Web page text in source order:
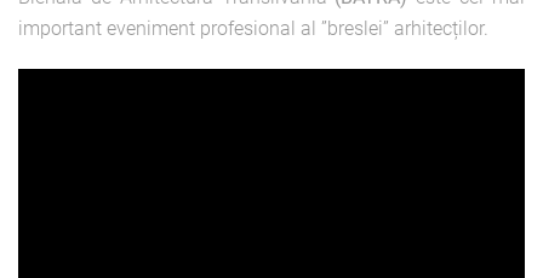
important eveniment profesional al ”breslei” arhitecților.